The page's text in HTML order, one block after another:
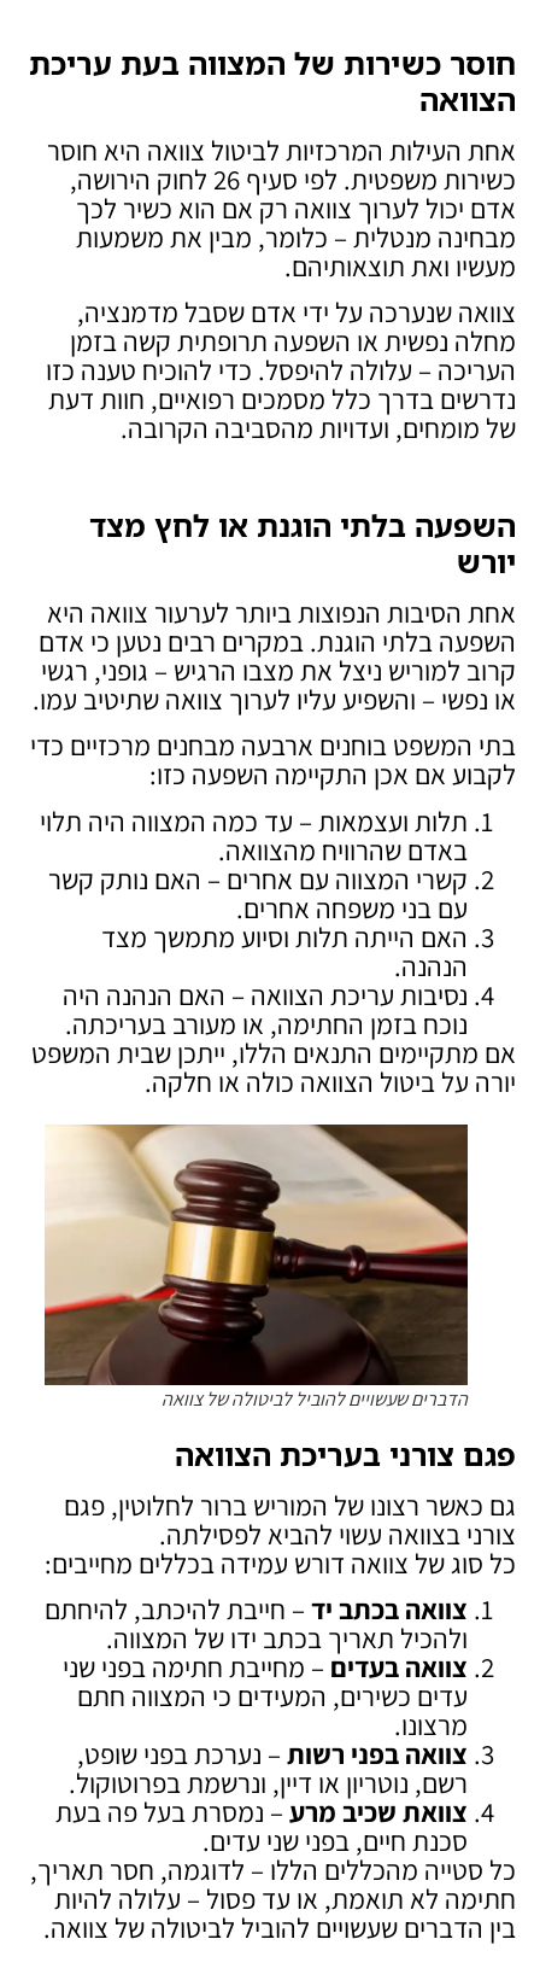
חוסר כשירות של המצווה בעת עריכת
הצוואה
אחת העילות המרכזיות לביטול צוואה היא חוסר
כשירות משפטית. לפי סעיף 26 לחוק הירושה,
אדם יכול לערוך צוואה רק אם הוא כשיר לכך
מבחינה מנטלית – כלומר, מבין את משמעות
מעשיו ואת תוצאותיהם.
צוואה שנערכה על ידי אדם שסבל מדמנציה,
מחלה נפשית או השפעה תרופתית קשה בזמן
העריכה – עלולה להיפסל. כדי להוכיח טענה כזו
נדרשים בדרך כלל מסמכים רפואיים, חוות דעת
של מומחים, ועדויות מהסביבה הקרובה.
השפעה בלתי הוגנת או לחץ מצד
יורש
אחת הסיבות הנפוצות ביותר לערעור צוואה היא
השפעה בלתי הוגנת. במקרים רבים נטען כי אדם
קרוב למוריש ניצל את מצבו הרגיש – גופני, רגשי
או נפשי – והשפיע עליו לערוך צוואה שתיטיב עמו.
בתי המשפט בוחנים ארבעה מבחנים מרכזיים כדי
לקבוע אם אכן התקיימה השפעה כזו:
תלות ועצמאות – עד כמה המצווה היה תלוי
באדם שהרוויח מהצוואה.
קשרי המצווה עם אחרים – האם נותק קשר
עם בני משפחה אחרים.
האם הייתה תלות וסיוע מתמשך מצד
הנהנה.
נסיבות עריכת הצוואה – האם הנהנה היה
נוכח בזמן החתימה, או מעורב בעריכתה.
אם מתקיימים התנאים הללו, ייתכן שבית המשפט
יורה על ביטול הצוואה כולה או חלקה.
הדברים שעשויים להוביל לביטולה של צוואה
פגם צורני בעריכת הצוואה
גם כאשר רצונו של המוריש ברור לחלוטין, פגם
צורני בצוואה עשוי להביא לפסילתה.
כל סוג של צוואה דורש עמידה בכללים מחייבים:
צוואה בכתב יד – חייבת להיכתב, להיחתם
ולהכיל תאריך בכתב ידו של המצווה.
צוואה בעדים – מחייבת חתימה בפני שני
עדים כשירים, המעידים כי המצווה חתם
מרצונו.
צוואה בפני רשות – נערכת בפני שופט,
רשם, נוטריון או דיין, ונרשמת בפרוטוקול.
צוואת שכיב מרע – נמסרת בעל פה בעת
סכנת חיים, בפני שני עדים.
כל סטייה מהכללים הללו – לדוגמה, חסר תאריך,
חתימה לא תואמת, או עד פסול – עלולה להיות
בין הדברים שעשויים להוביל לביטולה של צוואה.